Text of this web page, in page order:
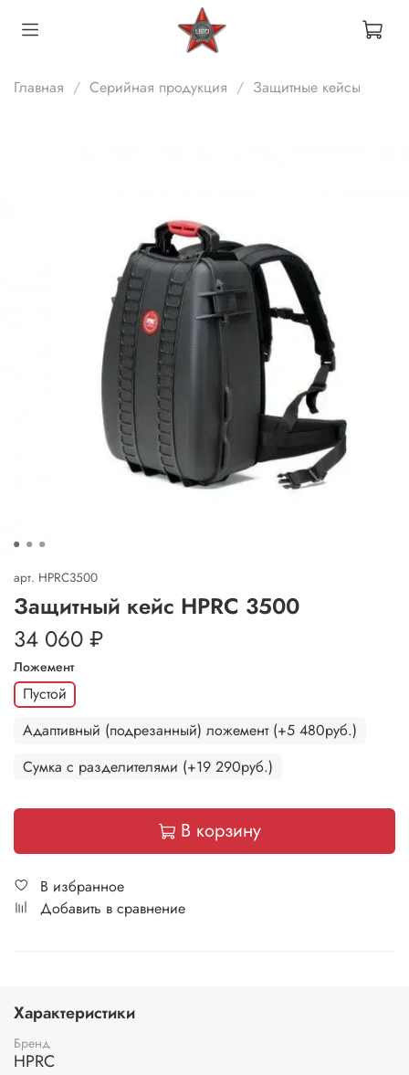
Главная Серийная продукция Защитные кейсы
арт. HPRC3500
Защитный кейс HPRC 3500
34 060 ₽
Ложемент
Пустой
Адаптивный (подрезанный) ложемент (+5 480руб.)
Сумка с разделителями (+19 290руб.)
В корзину
В избранное
Добавить в сравнение
Характеристики
Бренд
HPRC